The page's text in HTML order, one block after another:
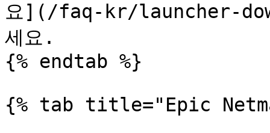
요](/faq-kr/launcher-
세요.
{% endtab %}
{% tab title="Epic